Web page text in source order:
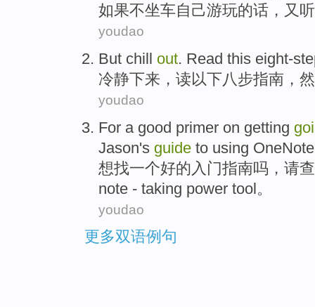
如果不坐车自己游玩的话，又
youdao
But chill out. Read this eight-
冷静下来， 读以下八步指南 ，
youdao
For a good primer on getting
Jason's guide to using
想找一个好的 入门指南吗， 请
note - taking power tool。
youdao
更多双语例句